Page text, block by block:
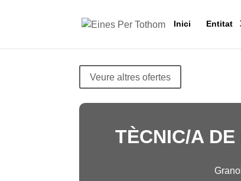
Inici Entitat
Veure altres ofertes
TÈCNIC/A